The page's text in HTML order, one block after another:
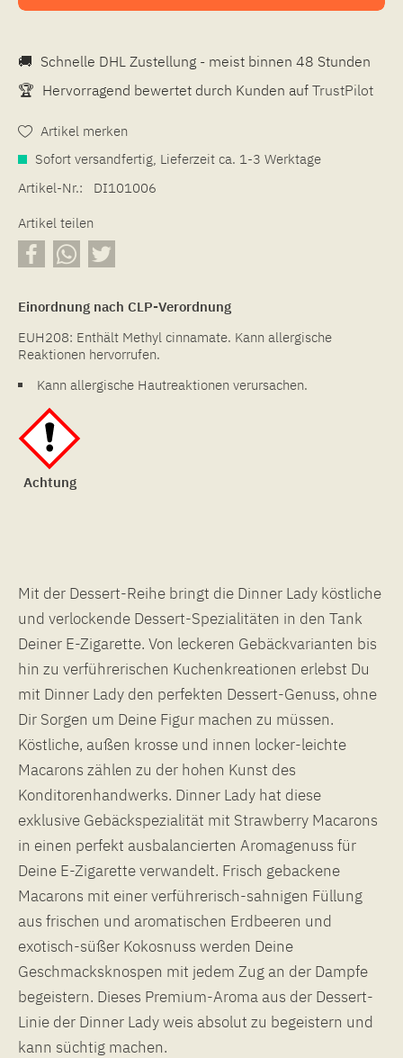
🚚 Schnelle DHL Zustellung - meist binnen 48 Stunden
🏆 Hervorragend bewertet durch Kunden auf TrustPilot
Artikel merken
Sofort versandfertig, Lieferzeit ca. 1-3 Werktage
Artikel-Nr.:
DI101006
Artikel teilen
Einordnung nach CLP-Verordnung
EUH208: Enthält Methyl cinnamate. Kann allergische
Reaktionen hervorrufen.
Kann allergische Hautreaktionen verursachen.
Achtung
Mit der Dessert-Reihe bringt die Dinner Lady köstliche
und verlockende Dessert-Spezialitäten in den Tank
Deiner E-Zigarette. Von leckeren Gebäckvarianten bis
hin zu verführerischen Kuchenkreationen erlebst Du
mit Dinner Lady den perfekten Dessert-Genuss, ohne
Dir Sorgen um Deine Figur machen zu müssen.
Köstliche, außen krosse und innen locker-leichte
Macarons zählen zu der hohen Kunst des
Konditorenhandwerks. Dinner Lady hat diese
exklusive Gebäckspezialität mit Strawberry Macarons
in einen perfekt ausbalancierten Aromagenuss für
Deine E-Zigarette verwandelt. Frisch gebackene
Macarons mit einer verführerisch-sahnigen Füllung
aus frischen und aromatischen Erdbeeren und
exotisch-süßer Kokosnuss werden Deine
Geschmacksknospen mit jedem Zug an der Dampfe
begeistern. Dieses Premium-Aroma aus der Dessert-
Linie der Dinner Lady weis absolut zu begeistern und
kann süchtig machen.